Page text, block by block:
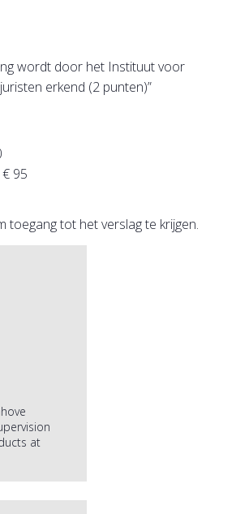
wordt door het Instituut voor
erkend (2 punten)”
95
toegang tot het verslag te krijgen.
at